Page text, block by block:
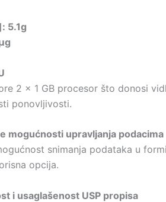
5.1g
2 x 1 GB procesor što donosi
ponovljivosti.
mogućnosti upravljanja podacima
snimanja podataka u
opcija.
i usaglašenost USP propisa